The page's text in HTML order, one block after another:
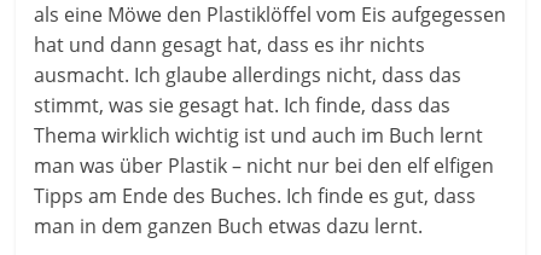
als eine Möwe den Plastiklöffel vom Eis aufgegessen
hat und dann gesagt hat, dass es ihr nichts
ausmacht. Ich glaube allerdings nicht, dass das
stimmt, was sie gesagt hat. Ich finde, dass das
Thema wirklich wichtig ist und auch im Buch lernt
man was über Plastik – nicht nur bei den elf elfigen
Tipps am Ende des Buches. Ich finde es gut, dass
man in dem ganzen Buch etwas dazu lernt.